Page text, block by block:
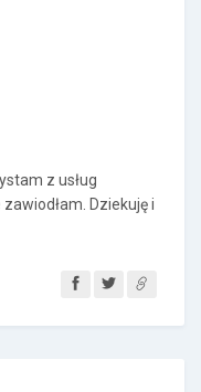
z usług
Dziekuję i